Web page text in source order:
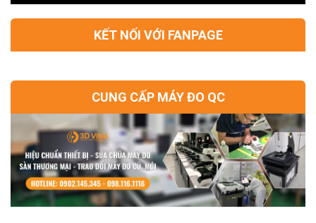
KẾT NỐI VỚI FANPAGE
CUNG CẤP MÁY ĐO QC